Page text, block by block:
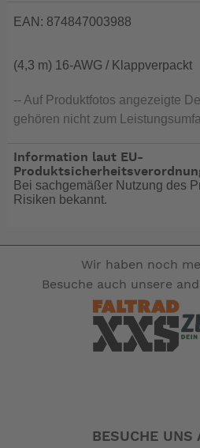
EAN: 874847003988
(4,3 m) 16-AWG / Klappverpackt
-- Auf Produktfotos angezeigte
gehören nicht zum
Information laut EU-
Bei sachgemäßer Nutzung des
Risiken bekannt.
Wir haben noch
Besuche auch unsere
BESUCHE UNS